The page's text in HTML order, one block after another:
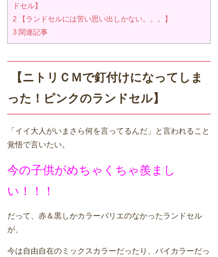
ドセル】
2 【ランドセルには苦い思い出しかない。。。】
3 関連記事
【ニトリＣＭで釘付けになってしま
った！ピンクのランドセル】
「イイ大人がいまさら何を言ってるんだ」と言われること
覚悟で言いたい。
今の子供がめちゃくちゃ羨まし
い！！！
だって、赤＆黒しかカラーバリエのなかったランドセル
が、
今は自由自在のミックスカラーだったり、バイカラーだっ